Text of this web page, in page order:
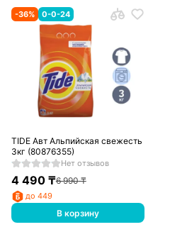
-36% 0-0-24
TIDE Авт Альпийская свежесть
3кг (80876355)
Нет отзывов
4 490₸6 990₸
до 449
В корзину